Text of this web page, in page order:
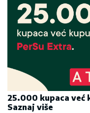
25.000 kupaca već
Saznaj više